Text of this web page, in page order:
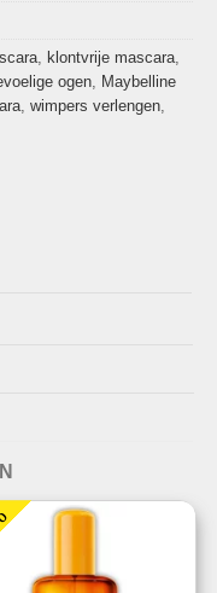
, klontvrije mascara,
ogen, Maybelline
, wimpers verlengen,